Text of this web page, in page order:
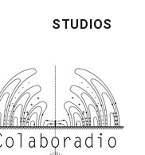
STUDIOS